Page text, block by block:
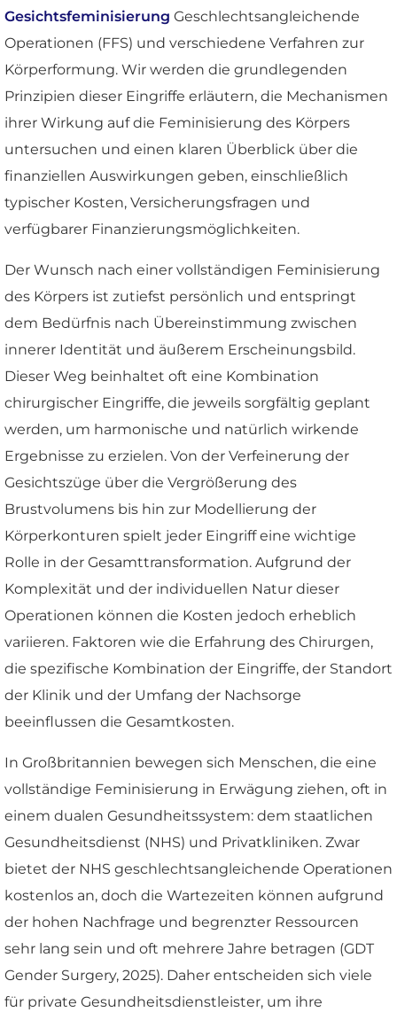
Gesichtsfeminisierung Geschlechtsangleichende
Operationen (FFS) und verschiedene Verfahren zur
Körperformung. Wir werden die grundlegenden
Prinzipien dieser Eingriffe erläutern, die Mechanismen
ihrer Wirkung auf die Feminisierung des Körpers
untersuchen und einen klaren Überblick über die
finanziellen Auswirkungen geben, einschließlich
typischer Kosten, Versicherungsfragen und
verfügbarer Finanzierungsmöglichkeiten.
Der Wunsch nach einer vollständigen Feminisierung
des Körpers ist zutiefst persönlich und entspringt
dem Bedürfnis nach Übereinstimmung zwischen
innerer Identität und äußerem Erscheinungsbild.
Dieser Weg beinhaltet oft eine Kombination
chirurgischer Eingriffe, die jeweils sorgfältig geplant
werden, um harmonische und natürlich wirkende
Ergebnisse zu erzielen. Von der Verfeinerung der
Gesichtszüge über die Vergrößerung des
Brustvolumens bis hin zur Modellierung der
Körperkonturen spielt jeder Eingriff eine wichtige
Rolle in der Gesamttransformation. Aufgrund der
Komplexität und der individuellen Natur dieser
Operationen können die Kosten jedoch erheblich
variieren. Faktoren wie die Erfahrung des Chirurgen,
die spezifische Kombination der Eingriffe, der Standort
der Klinik und der Umfang der Nachsorge
beeinflussen die Gesamtkosten.
In Großbritannien bewegen sich Menschen, die eine
vollständige Feminisierung in Erwägung ziehen, oft in
einem dualen Gesundheitssystem: dem staatlichen
Gesundheitsdienst (NHS) und Privatkliniken. Zwar
bietet der NHS geschlechtsangleichende Operationen
kostenlos an, doch die Wartezeiten können aufgrund
der hohen Nachfrage und begrenzter Ressourcen
sehr lang sein und oft mehrere Jahre betragen (GDT
Gender Surgery, 2025). Daher entscheiden sich viele
für private Gesundheitsdienstleister, um ihre